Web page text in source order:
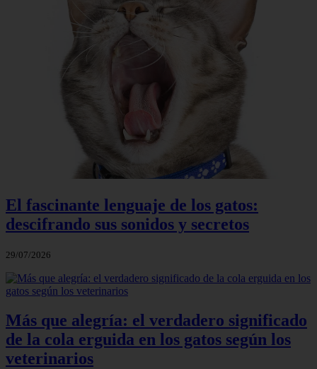
El fascinante lenguaje de los gatos:
descifrando sus sonidos y secretos
29/07/2026
Más que alegría: el verdadero significado
de la cola erguida en los gatos según los
veterinarios